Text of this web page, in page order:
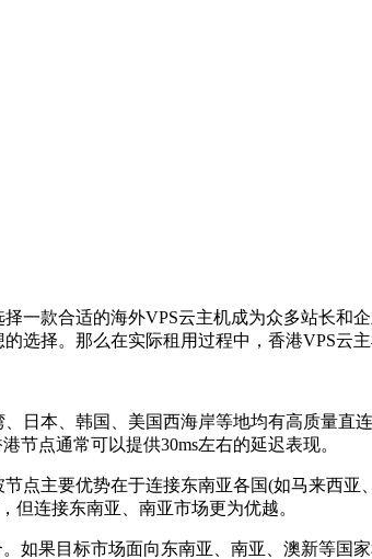
款合适的海外VPS云主机成为众多站长和
选择。那么在实际租用过程中，香港VPS云
本、韩国、美国西海岸等地均有高质量直
节点通常可以提供30ms左右的延迟表现。
主要优势在于连接东南亚各国(如马来西亚
但连接东南亚、南亚市场更为优越。
果目标市场面向东南亚、南亚、澳新等国家